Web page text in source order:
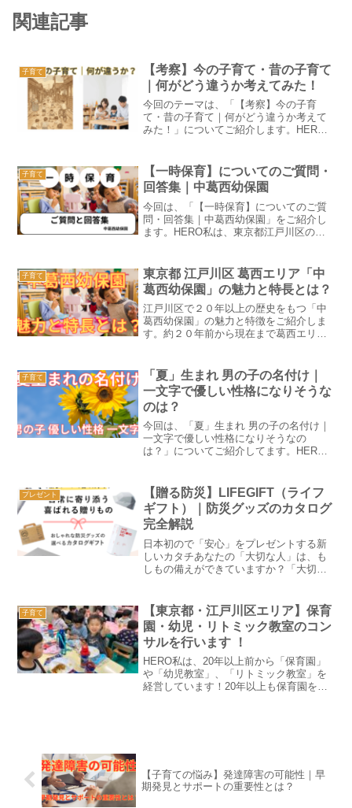
関連記事
子育て
【考察】今の子育て・昔の子育て
｜何がどう違うか考えてみた！
今回のテーマは、「【考察】今の子育
て・昔の子育て｜何がどう違うか考えて
みた！」についてご紹介します。HERO
ります。中葛西幼保園内の子育て悩み相
談室でよくあるご相談の1...
子育て
【一時保育】についてのご質問・
回答集｜中葛西幼保園
今回は、「【一時保育】についてのご質
問・回答集｜中葛西幼保園」をご紹介し
ます。HERO私は、東京都江戸川区の葛
保育・一時保育・二重保育・プレスクー
ル・時間外保育・幼児...
子育て
東京都 江戸川区 葛西エリア「中
葛西幼保園」の魅力と特長とは？
江戸川区で２０年以上の歴史をもつ「中
葛西幼保園」の魅力と特徴をご紹介しま
す。約２０年前から現在まで葛西エリア
待と要望があります。HERO現在も沢山
のご意見やご希望があり...
子育て
「夏」生まれ 男の子の名付け｜
一文字で優しい性格になりそうな
のは？
今回は、「夏」生まれ 男の子の名付け｜
一文字で優しい性格になりそうなの
は？」についてご紹介してます。HERO
では、1年間に生まれる子どもの人数がお
およそ72万6000...
プレゼント
【贈る防災】LIFEGIFT（ライフ
ギフト）｜防災グッズのカタログ
完全解説
日本初ので「安心」をプレゼントする新
しいカタチあなたの「大切な人」は、も
しもの備えができていますか？「大切な
の「幸せ」を願います。しかし、現代の
日本において、大切な人の...
子育て
【東京都・江戸川区エリア】保育
園・幼児・リトミック教室のコン
サルを行います ！
HERO私は、20年以上前から「保育園」
や「幼児教室」、「リトミック教室」を
経営しています！20年以上も保育園を運
【子育ての悩み】発達障害の可能性｜早
期発見とサポートの重要性とは？